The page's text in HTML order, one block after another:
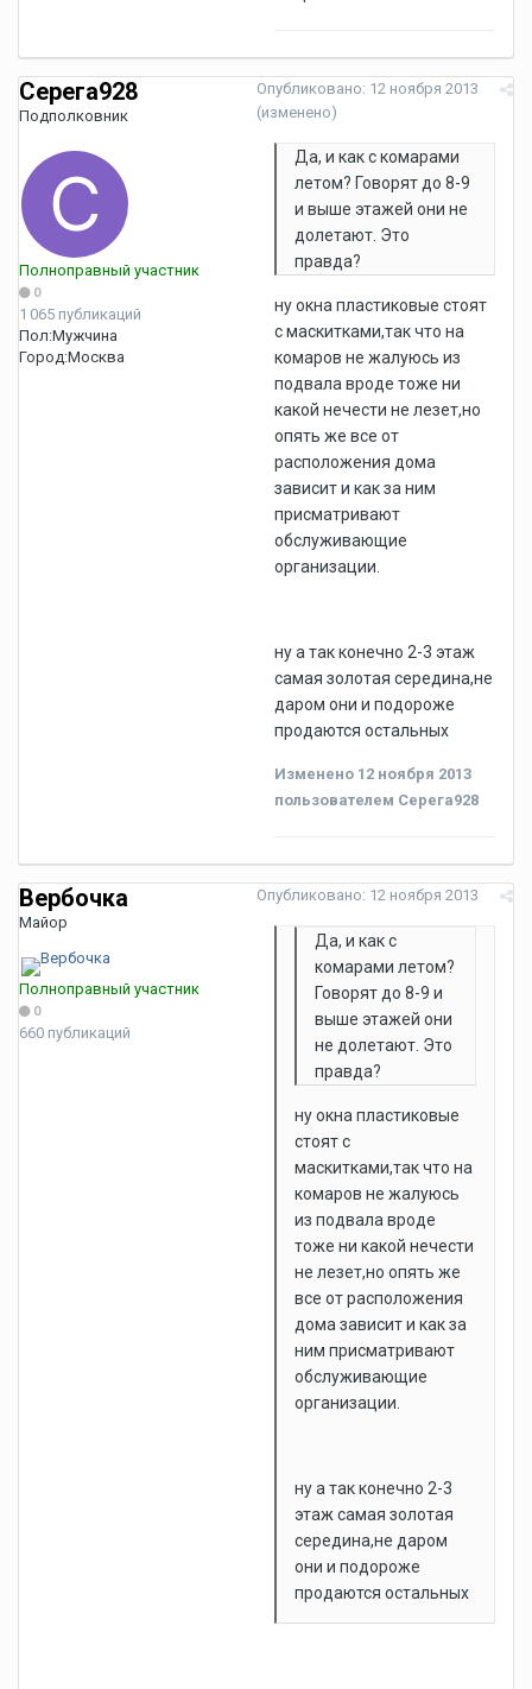
Серега928
Подполковник
Полноправный участник
0
1 065 публикаций
Пол:Мужчина
Город:Москва
Опубликовано: 12 ноября 2013
(изменено)
Да, и как с комарами
летом? Говорят до 8-9
и выше этажей они не
долетают. Это
правда?
ну окна пластиковые стоят
с маскитками,так что на
комаров не жалуюсь из
подвала вроде тоже ни
какой нечести не лезет,но
опять же все от
расположения дома
зависит и как за ним
присматривают
обслуживающие
организации.
ну а так конечно 2-3 этаж
самая золотая середина,не
даром они и подороже
продаются остальных
Изменено 12 ноября 2013
пользователем Серега928
Вербочка
Майор
Полноправный участник
0
660 публикаций
Опубликовано: 12 ноября 2013
Да, и как с
комарами летом?
Говорят до 8-9 и
выше этажей они
не долетают. Это
правда?
ну окна пластиковые
стоят с
маскитками,так что на
комаров не жалуюсь
из подвала вроде
тоже ни какой нечести
не лезет,но опять же
все от расположения
дома зависит и как за
ним присматривают
обслуживающие
организации.
ну а так конечно 2-3
этаж самая золотая
середина,не даром
они и подороже
продаются остальных